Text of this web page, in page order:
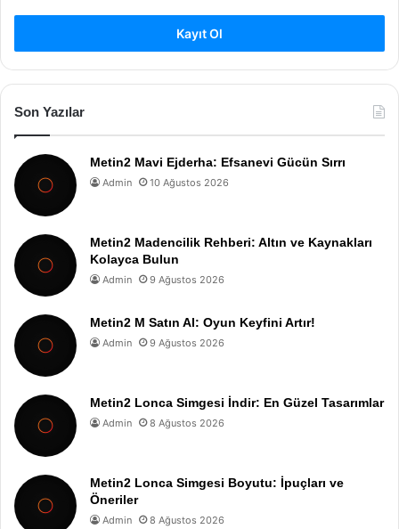
Kayıt Ol
Son Yazılar
Metin2 Mavi Ejderha: Efsanevi Gücün Sırrı
Admin 10 Ağustos 2026
Metin2 Madencilik Rehberi: Altın ve Kaynakları
Kolayca Bulun
Admin 9 Ağustos 2026
Metin2 M Satın Al: Oyun Keyfini Artır!
Admin 9 Ağustos 2026
Metin2 Lonca Simgesi İndir: En Güzel Tasarımlar
Admin 8 Ağustos 2026
Metin2 Lonca Simgesi Boyutu: İpuçları ve
Öneriler
Admin 8 Ağustos 2026